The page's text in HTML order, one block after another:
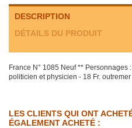
DESCRIPTION
DÉTAILS DU PRODUIT
France N° 1085 Neuf ** Personnages
politicien et physicien - 18 Fr. outremer
LES CLIENTS QUI ONT
ÉGALEMENT ACHETÉ :